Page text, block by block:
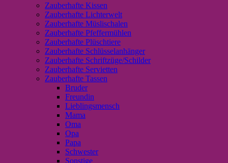
Zauberhafte Kissen
Zauberhafte Lichterwelt
Zauberhafte Müslischalen
Zauberhafte Pfeffermühlen
Zauberhafte Plüschtiere
Zauberhafte Schlüsselanhänger
Zauberhafte Schriftzüge/Schilder
Zauberhafte Servietten
Zauberhafte Tassen
Bruder
Freundin
Lieblingsmensch
Mama
Oma
Opa
Papa
Schwester
Sonstige